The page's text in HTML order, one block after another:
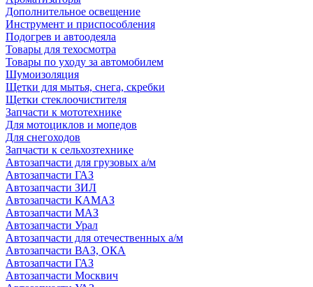
Дополнительное освещение
Инструмент и приспособления
Подогрев и автоодеяла
Товары для техосмотра
Товары по уходу за автомобилем
Шумоизоляция
Щетки для мытья, снега, скребки
Щетки стеклоочистителя
Запчасти к мототехнике
Для мотоциклов и мопедов
Для снегоходов
Запчасти к сельхозтехнике
Автозапчасти для грузовых а/м
Автозапчасти ГАЗ
Автозапчасти ЗИЛ
Автозапчасти КАМАЗ
Автозапчасти МАЗ
Автозапчасти Урал
Автозапчасти для отечественных а/м
Автозапчасти ВАЗ, ОКА
Автозапчасти ГАЗ
Автозапчасти Москвич